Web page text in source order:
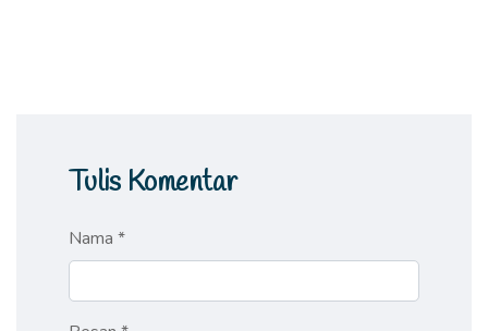
Tulis Komentar
Nama *